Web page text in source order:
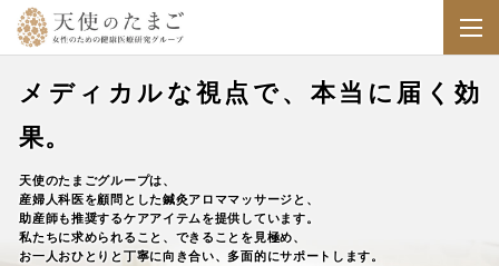
メディカルな視点で、本当に届く効
果。
天使のたまごグループは、
産婦人科医を顧問とした鍼灸アロママッサージと、
助産師も推奨するケアアイテムを提供しています。
私たちに求められること、できることを見極め、
お一人おひとりと丁寧に向き合い、多面的にサポートします。